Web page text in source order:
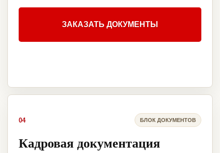
ЗАКАЗАТЬ ДОКУМЕНТЫ
04 БЛОК ДОКУМЕНТОВ
Кадровая документация